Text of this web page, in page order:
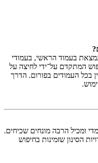
בעמוד הראשי, בעמודי
המתקדם על־ידי לחיצה על
בכל העמודים בפורום. הדרך
ומכיל הרבה מונחים שכיחים.
הסינון שזמינות בחיפוש